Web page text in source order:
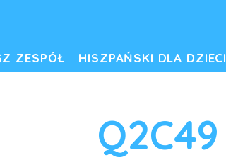
ZESPÓŁ HISZPAŃSKI DLA DZIECI
Q2C49